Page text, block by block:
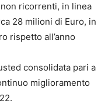
ricorrenti, in linea
28 milioni di Euro, in
rispetto all’anno
consolidata pari a
miglioramento